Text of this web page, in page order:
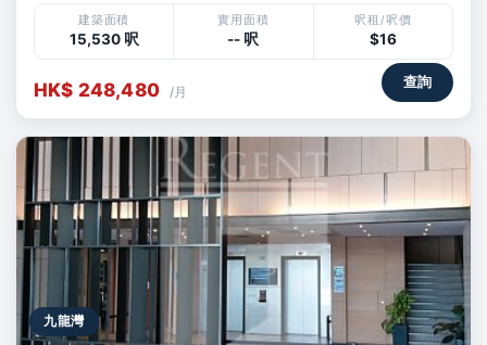
建築面積
15,530 呎
實用面積
-- 呎
呎租/呎價
$16
HK$ 248,480 /月
查詢
九龍灣